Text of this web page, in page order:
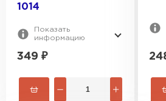
1014
Показать
информацию
349 ₽